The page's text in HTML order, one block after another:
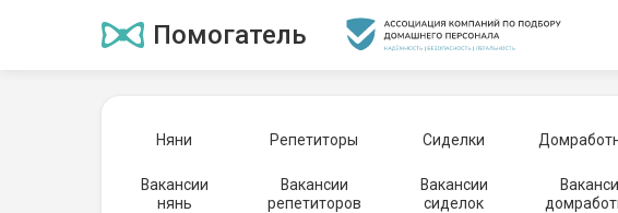
Помогатель
Няни Репетиторы Сиделки
Вакансии
нянь
Вакансии
репетиторов
Вакансии
сиделок